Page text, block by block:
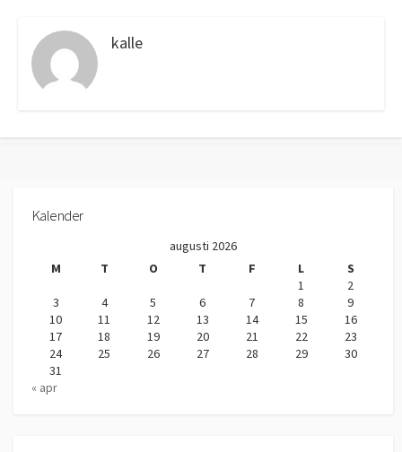
kalle
Kalender
augusti 2026
M
T O T F L
S
1
2
3
4 5 6 7 8
9
10
11 12 13 14 15
16
17
18 19 20 21 22
23
24
25 26 27 28 29
30
31
« apr